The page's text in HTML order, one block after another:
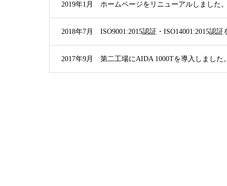
2019年1月 ホームページをリニューアルしました
2018年7月 ISO9001:2015認証・ISO14001:2015認
2017年9月 第二工場にAIDA 1000Tを導入しました